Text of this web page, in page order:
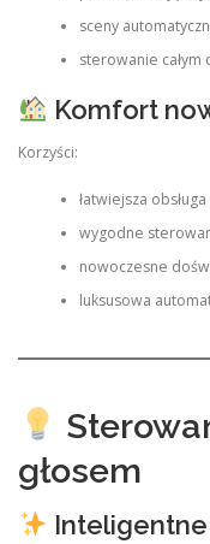
sceny
sterowanie całym
Komfort
Korzyści:
łatwiejsza
wygodne
nowoczesne
luksusowa
głosem